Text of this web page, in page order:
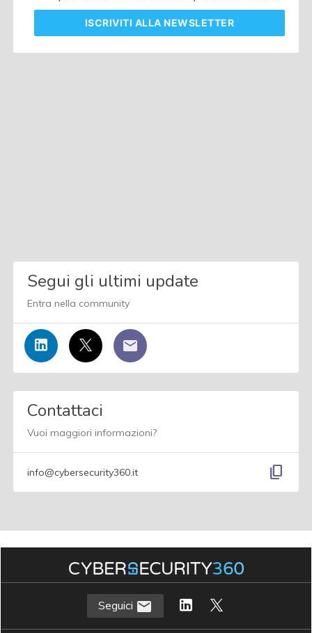
ISCRIVITI ALLA NEWSLETTER
Segui gli ultimi update
Entra nella community
Contattaci
Vuoi maggiori informazioni?
info@cybersecurity360.it content_copy
Seguici